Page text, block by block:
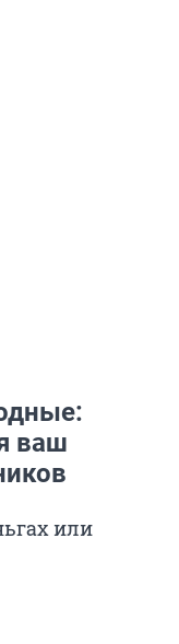
ваш
или